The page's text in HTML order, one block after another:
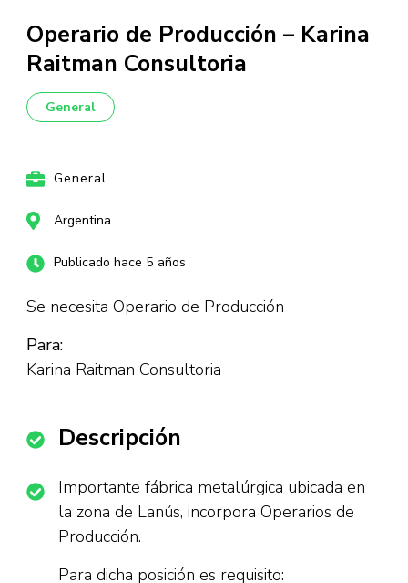
Operario de Producción – Karina
Raitman Consultoria
General
General
Argentina
Publicado hace 5 años
Se necesita Operario de Producción
Para:
Karina Raitman Consultoria
Descripción
Importante fábrica metalúrgica ubicada en
la zona de Lanús, incorpora Operarios de
Producción.
Para dicha posición es requisito: